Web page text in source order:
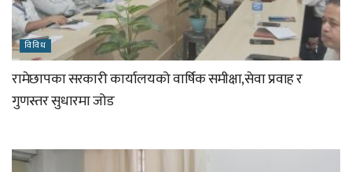
विविध
रामेछापका सरकारी कार्यालयको वार्षिक समीक्षा,सेवा प्रवाह र
गुणस्तर सुधारमा जोड